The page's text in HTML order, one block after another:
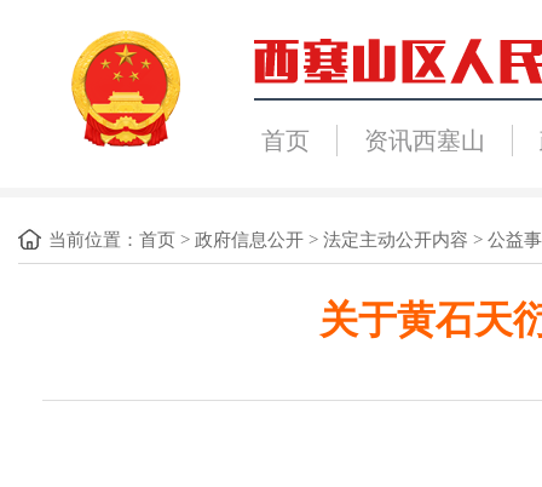
首页 资讯西塞山
当前位置： 首页 > 政府信息公开 > 法定主动公开内容 > 公益
关于黄石天